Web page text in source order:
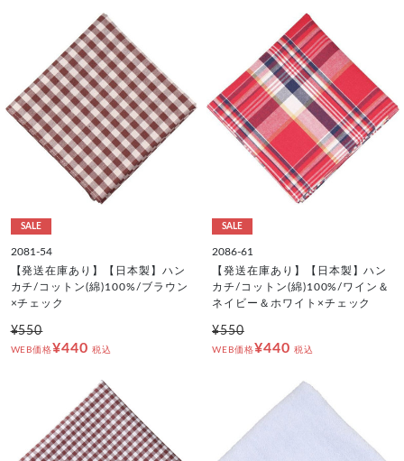
SALE
2081-54
【発送在庫あり】【日本製】ハン
カチ/コットン(綿)100%/ブラウン
×チェック
¥550
WEB価格¥440 税込
SALE
2086-61
【発送在庫あり】【日本製】ハン
カチ/コットン(綿)100%/ワイン＆
ネイビー＆ホワイト×チェック
¥550
WEB価格¥440 税込